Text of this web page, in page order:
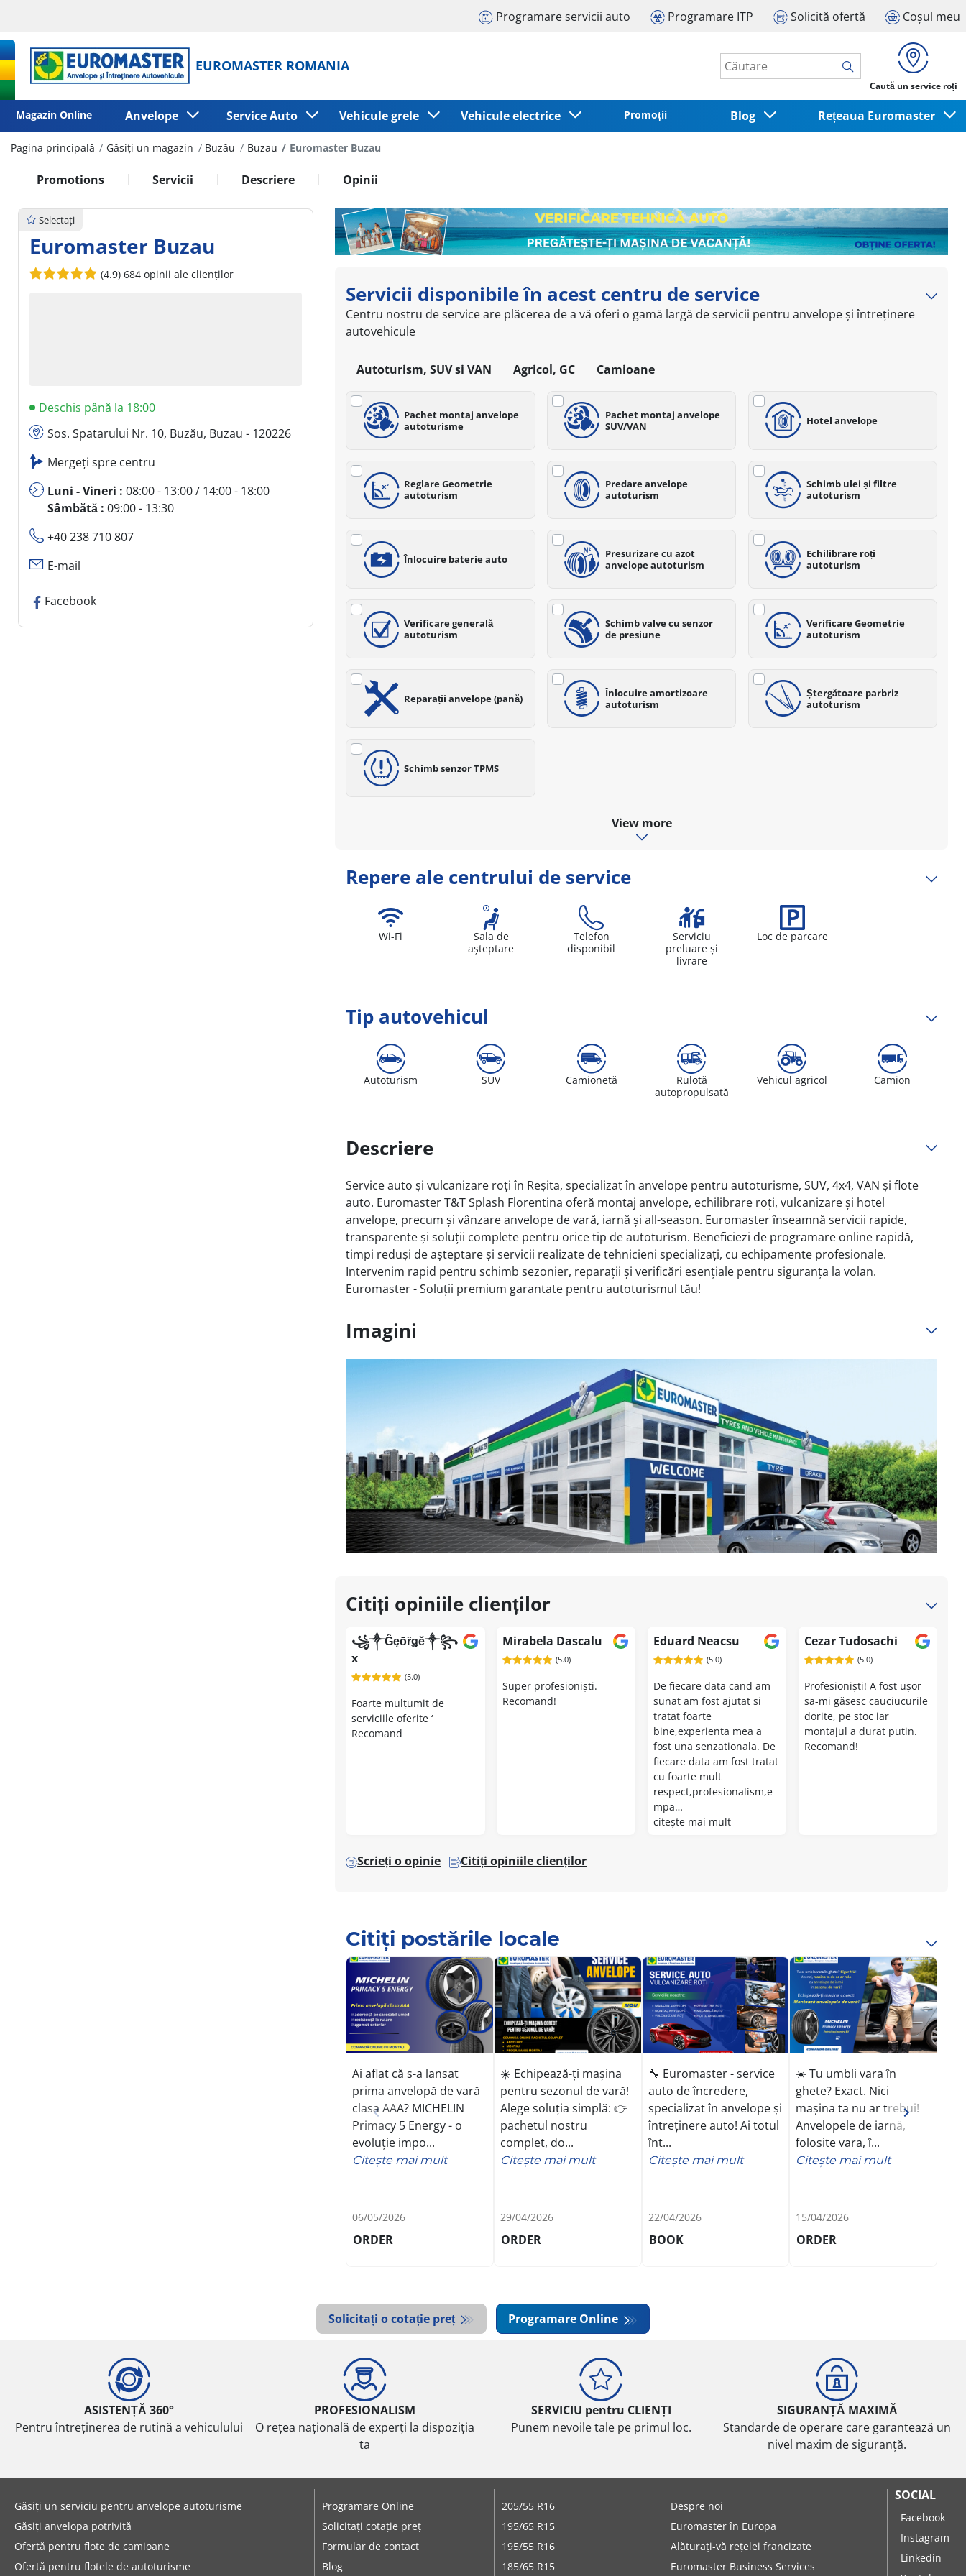
Programare servicii auto Programare ITP Solicită ofertă Coșul meu
EUROMASTER ROMANIA
Caută un service roți
Magazin Online Anvelope Service Auto Vehicule grele Vehicule electrice Promoții Blog Rețeaua Euromaster
Pagina principală Găsiți un magazin Buzău Buzau Euromaster Buzau
Promotions Servicii Descriere Opinii
Selectați
Euromaster Buzau
(4.9) 684 opinii ale clienților
Deschis până la 18:00
Sos. Spatarului Nr. 10, Buzău, Buzau - 120226
Mergeți spre centru
Luni - Vineri : 08:00 - 13:00 / 14:00 - 18:00
Sâmbătă : 09:00 - 13:30
+40 238 710 807
E-mail
Facebook
Servicii disponibile în acest centru de service
Centru nostru de service are plăcerea de a vă oferi o gamă largă de servicii pentru anvelope și întreținere
autovehicule
Autoturism, SUV si VAN Agricol, GC Camioane
Pachet montaj anvelope
autoturisme
Pachet montaj anvelope
SUV/VAN
Hotel anvelope
Reglare Geometrie
autoturism
Predare anvelope
autoturism
Schimb ulei și filtre
autoturism
Înlocuire baterie auto
Presurizare cu azot
anvelope autoturism
Echilibrare roți
autoturism
Verificare generală
autoturism
Schimb valve cu senzor
de presiune
Verificare Geometrie
autoturism
Reparații anvelope (pană)
Înlocuire amortizoare
autoturism
Ștergătoare parbriz
autoturism
Schimb senzor TPMS
View more
Repere ale centrului de service
Wi-Fi
Sala de
așteptare
Telefon
disponibil
Serviciu
preluare și
livrare
Loc de parcare
Tip autovehicul
Autoturism SUV Camionetă
Rulotă
autopropulsată
Vehicul agricol Camion
Descriere
Service auto și vulcanizare roți în Reșita, specializat în anvelope pentru autoturisme, SUV, 4x4, VAN și flote
auto. Euromaster T&T Splash Florentina oferă montaj anvelope, echilibrare roți, vulcanizare și hotel
anvelope, precum și vânzare anvelope de vară, iarnă și all-season. Euromaster înseamnă servicii rapide,
transparente și soluții complete pentru orice tip de autoturism. Beneficiezi de programare online rapidă,
timpi reduși de așteptare și servicii realizate de tehnicieni specializați, cu echipamente profesionale.
Intervenim rapid pentru schimb sezonier, reparații și verificări esențiale pentru siguranța la volan.
Euromaster - Soluții premium garantate pentru autoturismul tău!
Imagini
Citiți opiniile clienților
꧁༒Ĝęōȑǥě༒꧂
x
(5.0)
Foarte mulțumit de
serviciile oferite ‘
Recomand
Mirabela Dascalu
(5.0)
Super profesioniști.
Recomand!
Eduard Neacsu
(5.0)
De fiecare data cand am
sunat am fost ajutat si
tratat foarte
bine,experienta mea a
fost una senzationala. De
fiecare data am fost tratat
cu foarte mult
respect,profesionalism,e
mpa…
citește mai mult
Cezar Tudosachi
(5.0)
Profesioniști! A fost ușor
sa-mi găsesc cauciucurile
dorite, pe stoc iar
montajul a durat putin.
Recomand!
Scrieți o opinie Citiți opiniile clienților
Citiți postările locale
Ai aflat că s-a lansat
prima anvelopă de vară
clasa AAA? MICHELIN
Primacy 5 Energy - o
evoluție impo...
Citeşte mai mult
06/05/2026
ORDER
☀️ Echipează-ți mașina
pentru sezonul de vară!
Alege soluția simplă: 👉
pachetul nostru
complet, do...
Citeşte mai mult
29/04/2026
ORDER
🔧 Euromaster - service
auto de încredere,
specializat în anvelope și
întreținere auto! Ai totul
înt...
Citeşte mai mult
22/04/2026
BOOK
☀️ Tu umbli vara în
ghete? Exact. Nici
mașina ta nu ar trebui!
Anvelopele de iarnă,
folosite vara, î...
Citeşte mai mult
15/04/2026
ORDER
of
10
Solicitați o cotație preț Programare Online
ASISTENȚĂ 360°
Pentru întreținerea de rutină a vehiculului
PROFESIONALISM
O rețea națională de experți la dispoziția
ta
SERVICIU pentru CLIENȚI
Punem nevoile tale pe primul loc.
SIGURANȚĂ MAXIMĂ
Standarde de operare care garantează un
nivel maxim de siguranță.
Găsiți un serviciu pentru anvelope autoturisme
Găsiți anvelopa potrivită
Ofertă pentru flote de camioane
Ofertă pentru flotele de autoturisme
Programare Online
Solicitați cotație preț
Formular de contact
Blog
205/55 R16
195/65 R15
195/55 R16
185/65 R15
Despre noi
Euromaster în Europa
Alăturați-vă rețelei francizate
Euromaster Business Services
SOCIAL
Facebook
Instagram
Linkedin